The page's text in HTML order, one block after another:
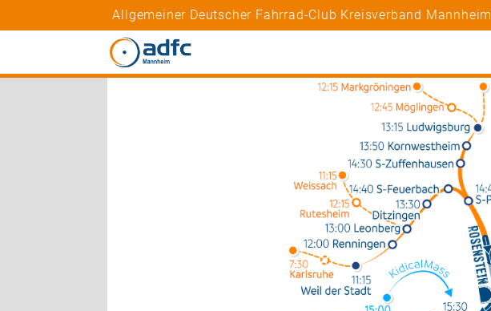
Allgemeiner Deutscher Fahrrad-Club Kreisverband Mannheim